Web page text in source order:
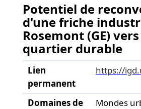
Potentiel de
d'une friche
Rosemont (GE)
quartier durable
Lien
permanent
https://
Domaines de
Mondes